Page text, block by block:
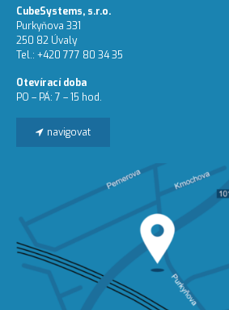
CubeSystems, s.r.o.
Purkyňova 331
250 82 Úvaly
Tel.: +420 777 80 34 35
Otevírací doba
PO – PÁ: 7 – 15 hod.
navigovat